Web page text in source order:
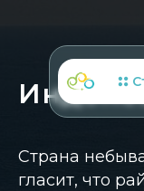
Страна
гласит, что